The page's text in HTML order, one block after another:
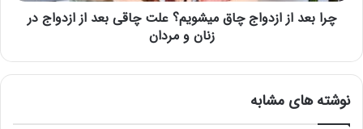
زنان
مردان
چرا بعد از ازدواج چاق میشویم؟ علت چاقی بعد از ازدواج در
زنان و مردان
نوشته های مشابه